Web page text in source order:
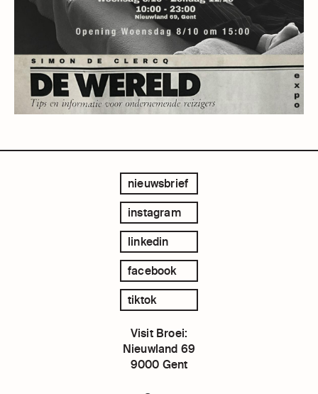
nieuwsbrief
instagram
linkedin
facebook
tiktok
Visit Broei:
Nieuwland 69
9000 Gent